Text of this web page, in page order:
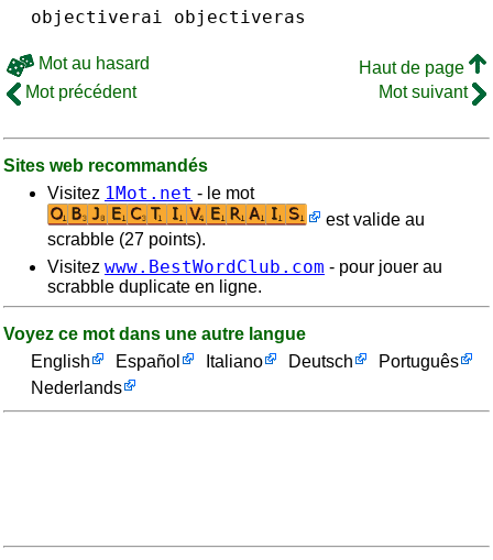
objectiverai objectiveras
Mot au hasard
Haut de page
Mot précédent
Mot suivant
Sites web recommandés
Visitez 1Mot.net - le mot
est valide au
scrabble (27 points).
Visitez www.BestWordClub.com - pour jouer au
scrabble duplicate en ligne.
Voyez ce mot dans une autre langue
English
Español Italiano Deutsch
Português
Nederlands